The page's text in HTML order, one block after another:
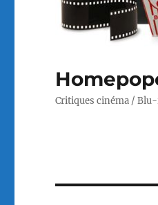
Critiques cinéma /